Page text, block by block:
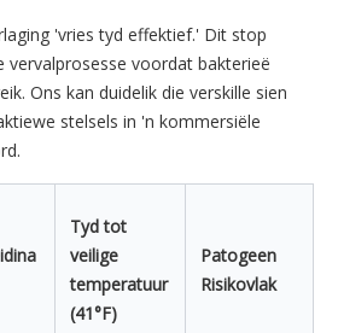
'vries tyd effektief.' Dit stop
vervalprosesse voordat bakterieë
Ons kan duidelik die verskille sien
stelsels in 'n kommersiële
Tyd tot
veilige
temperatuur
(41°F)
Patogeen
Risikovlak